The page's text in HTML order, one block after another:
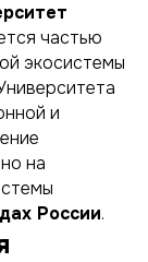
частью
экосистемы
и
на
России.